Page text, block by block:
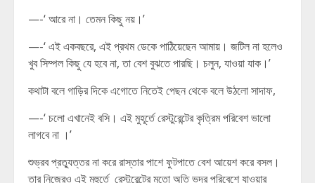
—-‘ আরে না। তেমন কিছু নয়।’
—-‘ এই একবছরে, এই প্রথম ডেকে পাঠিয়েছেন আমায়। জটিল না হলেও
খুব সিম্পল কিছু যে হবে না, তা বেশ বুঝতে পারছি। চলুন, যাওয়া যাক।’
কথাটা বলে গাড়ির দিকে এগোতে নিতেই পেছন থেকে বলে উঠলো সাদাফ,
—-‘ চলো এখানেই বসি। এই মুহূর্তে রেস্টুরেন্টের কৃত্রিম পরিবেশ ভালো
লাগবে না ।’
শুভ্রব প্রত্যুত্তর না করে রাস্তার পাশে ফুটপাতে বেশ আয়েশ করে বসল।
তার নিজেরও এই মুহুর্তে রেস্টুরেন্টের মতো অতি ভদ্র পরিবেশে যাওয়ার